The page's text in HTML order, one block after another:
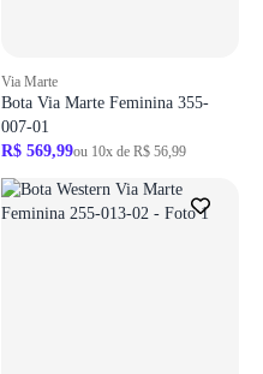
Via Marte
Bota Via Marte Feminina 355-
007-01
R$ 569,99ou 10x de R$ 56,99